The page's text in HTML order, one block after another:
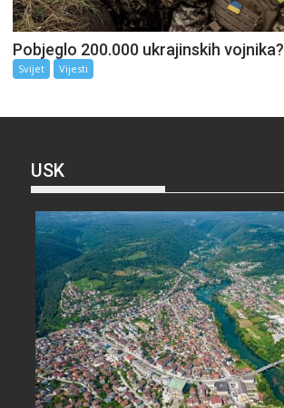
Pobjeglo 200.000 ukrajinskih vojnika?
Svijet Vijesti
USK